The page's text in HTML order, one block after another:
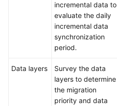
Permissions
incremental data to
evaluate the daily
incremental data
synchronization
period.
Data layers
Survey the data
layers to determine
the migration
priority and data